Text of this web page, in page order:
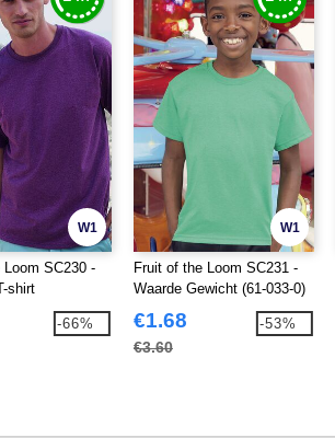
W1
Loom SC230 -
shirt
-66%
W1
Fruit of the Loom SC231 -
Waarde Gewicht (61-033-0)
€1.68
€3.60
-53%